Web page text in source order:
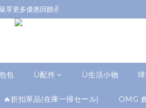
享更多優惠回饋✌️
享更多優惠回饋✌️
線社團開放加入中📢
享更多優惠回饋✌️
包 Ü配件 Ü生活小物
🔥折扣單品(在庫一掃セール) OMG